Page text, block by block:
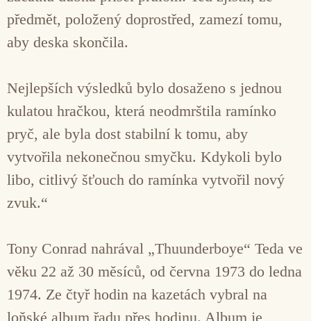
předmět, položený doprostřed, zamezí tomu,
aby deska skončila.
Nejlepších výsledků bylo dosaženo s jednou
kulatou hračkou, která neodmrštila ramínko
pryč, ale byla dost stabilní k tomu, aby
vytvořila nekonečnou smyčku. Kdykoli bylo
libo, citlivý šťouch do ramínka vytvořil nový
zvuk.“
Tony Conrad nahrával „Thuunderboye“ Teda ve
věku 22 až 30 měsíců, od června 1973 do ledna
1974. Ze čtyř hodin na kazetách vybral na
loňské album řadu přes hodinu. Album je